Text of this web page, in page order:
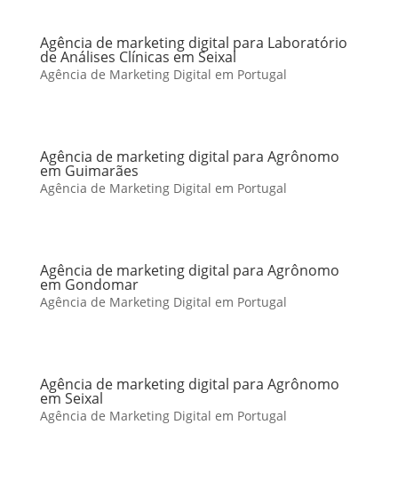
Agência de marketing digital para Laboratório
de Análises Clínicas em Seixal
Agência de Marketing Digital em Portugal
Agência de marketing digital para Agrônomo
em Guimarães
Agência de Marketing Digital em Portugal
Agência de marketing digital para Agrônomo
em Gondomar
Agência de Marketing Digital em Portugal
Agência de marketing digital para Agrônomo
em Seixal
Agência de Marketing Digital em Portugal